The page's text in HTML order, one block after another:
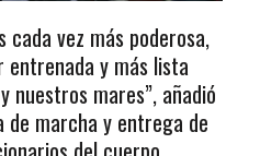
cada vez más poderosa,
entrenada y más lista
mares”, añadió
marcha y entrega de